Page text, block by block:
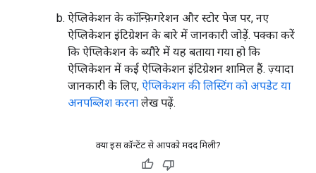
ऐप्लिकेशन के कॉन्फ़िगरेशन और स्टोर पेज पर, नए
ऐप्लिकेशन इंटिग्रेशन के बारे में जानकारी जोड़ें. पक्का करें
कि ऐप्लिकेशन के ब्यौरे में यह बताया गया हो कि
ऐप्लिकेशन में कई ऐप्लिकेशन इंटिग्रेशन शामिल हैं. ज़्यादा
जानकारी के लिए, ऐप्लिकेशन की लिस्टिंग को अपडेट या
अनपब्लिश करना लेख पढ़ें.
क्या इस कॉन्टेंट से आपको मदद मिली?